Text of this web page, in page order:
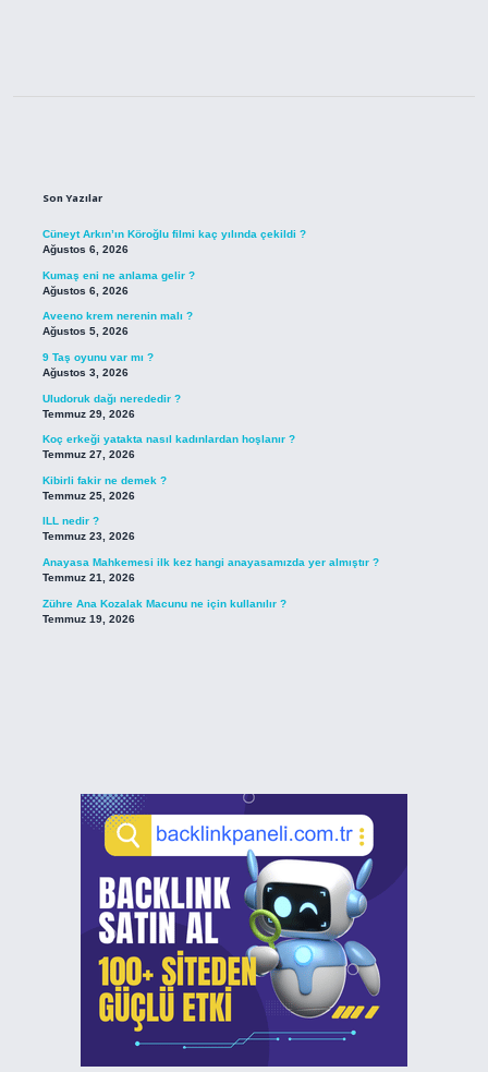
Son Yazılar
Cüneyt Arkın’ın Köroğlu filmi kaç yılında çekildi ?
Ağustos 6, 2026
Kumaş eni ne anlama gelir ?
Ağustos 6, 2026
Aveeno krem nerenin malı ?
Ağustos 5, 2026
9 Taş oyunu var mı ?
Ağustos 3, 2026
Uludoruk dağı nerededir ?
Temmuz 29, 2026
Koç erkeği yatakta nasıl kadınlardan hoşlanır ?
Temmuz 27, 2026
Kibirli fakir ne demek ?
Temmuz 25, 2026
ILL nedir ?
Temmuz 23, 2026
Anayasa Mahkemesi ilk kez hangi anayasamızda yer almıştır ?
Temmuz 21, 2026
Zühre Ana Kozalak Macunu ne için kullanılır ?
Temmuz 19, 2026